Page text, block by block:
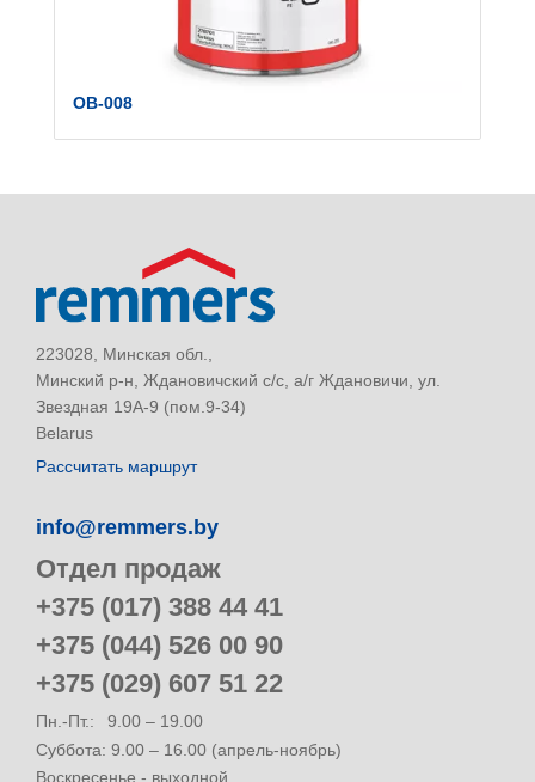
OB-008
223028, Минская обл.,
Минский р-н, Ждановичский с/с, а/г Ждановичи, ул.
Звездная 19А-9 (пом.9-34)
Belarus
Рассчитать маршрут
info@remmers.by
Отдел продаж
+375 (017) 388 44 41
+375 (044) 526 00 90
+375 (029) 607 51 22
Пн.-Пт.:
9.00 – 19.00
Суббота: 9.00 – 16.00 (апрель-ноябрь)
Воскресенье - выходной